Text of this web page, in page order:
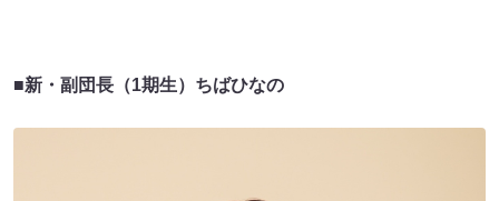
■新・副団長（1期生）ちばひなの